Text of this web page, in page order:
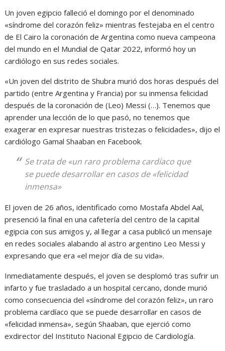
Un joven egipcio falleció el domingo por el denominado
«síndrome del corazón feliz» mientras festejaba en el centro
de El Cairo la coronación de Argentina como nueva campeona
del mundo en el Mundial de Qatar 2022, informó hoy un
cardiólogo en sus redes sociales.
«Un joven del distrito de Shubra murió dos horas después del
partido (entre Argentina y Francia) por su inmensa felicidad
después de la coronación de (Leo) Messi (…). Tenemos que
aprender una lección de lo que pasó, no tenemos que
exagerar en expresar nuestras tristezas o felicidades», dijo el
cardiólogo Gamal Shaaban en Facebook.
Se trata de «un raro problema cardíaco que
se puede desarrollar en casos de «felicidad
inmensa»
El joven de 26 años, identificado como Mostafa Abdel Aal,
presenció la final en una cafetería del centro de la capital
egipcia con sus amigos y, al llegar a casa publicó un mensaje
en redes sociales alabando al astro argentino Leo Messi y
expresando que era «el mejor día de su vida».
Inmediatamente después, el joven se desplomó tras sufrir un
infarto y fue trasladado a un hospital cercano, donde murió
como consecuencia del «síndrome del corazón feliz», un raro
problema cardíaco que se puede desarrollar en casos de
«felicidad inmensa», según Shaaban, que ejerció como
exdirector del Instituto Nacional Egipcio de Cardiología.